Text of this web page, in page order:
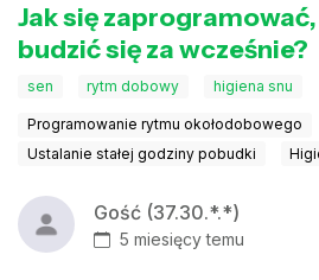
Jak się
budzić się za wcześnie?
sen rytm dobowy higiena snu
Programowanie rytmu okołodobowego
Ustalanie stałej godziny pobudki
Gość (37.30.*.*)
5 miesięcy temu